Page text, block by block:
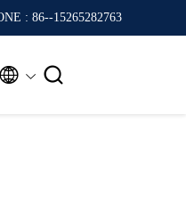
: 86--15265282763
 